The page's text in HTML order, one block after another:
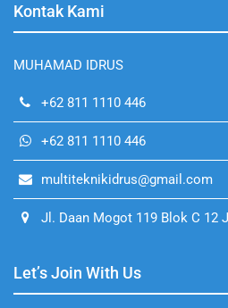
Kontak Kami
MUHAMAD IDRUS
+62 811 1110 446
+62 811 1110 446
multiteknikidrus@gmail.com
Jl. Daan Mogot 119 Blok C 12
Let’s Join With Us